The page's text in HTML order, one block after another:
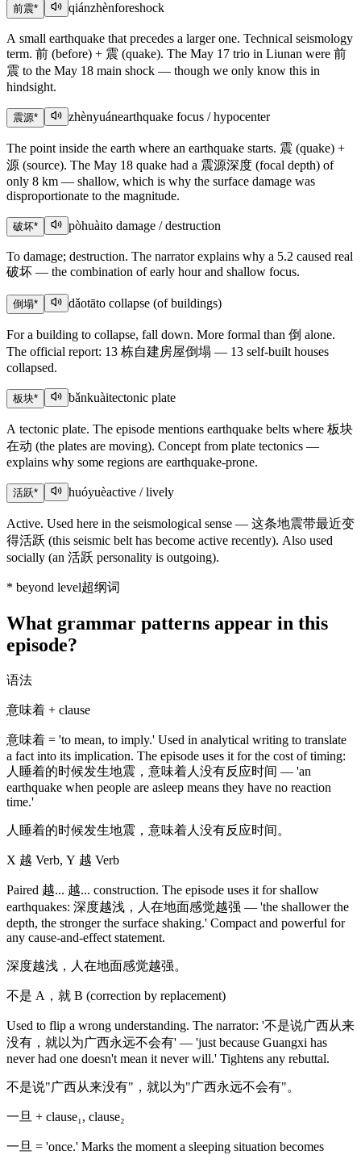
前震* qiánzhènforeshock
A small earthquake that precedes a larger one. Technical seismology
term. 前 (before) + 震 (quake). The May 17 trio in Liunan were 前
震 to the May 18 main shock — though we only know this in
hindsight.
震源* zhènyuánearthquake focus / hypocenter
The point inside the earth where an earthquake starts. 震 (quake) +
源 (source). The May 18 quake had a 震源深度 (focal depth) of
only 8 km — shallow, which is why the surface damage was
disproportionate to the magnitude.
破坏* pòhuàito damage / destruction
To damage; destruction. The narrator explains why a 5.2 caused real
破坏 — the combination of early hour and shallow focus.
倒塌* dǎotāto collapse (of buildings)
For a building to collapse, fall down. More formal than 倒 alone.
The official report: 13 栋自建房屋倒塌 — 13 self-built houses
collapsed.
板块* bǎnkuàitectonic plate
A tectonic plate. The episode mentions earthquake belts where 板块
在动 (the plates are moving). Concept from plate tectonics —
explains why some regions are earthquake-prone.
活跃* huóyuèactive / lively
Active. Used here in the seismological sense — 这条地震带最近变
得活跃 (this seismic belt has become active recently). Also used
socially (an 活跃 personality is outgoing).
* beyond level超纲词
What grammar patterns appear in this
episode?
语法
意味着 + clause
意味着 = 'to mean, to imply.' Used in analytical writing to translate
a fact into its implication. The episode uses it for the cost of timing:
人睡着的时候发生地震，意味着人没有反应时间 — 'an
earthquake when people are asleep means they have no reaction
time.'
人睡着的时候发生地震，意味着人没有反应时间。
X 越 Verb, Y 越 Verb
Paired 越... 越... construction. The episode uses it for shallow
earthquakes: 深度越浅，人在地面感觉越强 — 'the shallower the
depth, the stronger the surface shaking.' Compact and powerful for
any cause-and-effect statement.
深度越浅，人在地面感觉越强。
不是 A，就 B (correction by replacement)
Used to flip a wrong understanding. The narrator: '不是说广西从来
没有，就以为广西永远不会有' — 'just because Guangxi has
never had one doesn't mean it never will.' Tightens any rebuttal.
不是说"广西从来没有"，就以为"广西永远不会有"。
一旦 + clause₁, clause₂
一旦 = 'once.' Marks the moment a sleeping situation becomes